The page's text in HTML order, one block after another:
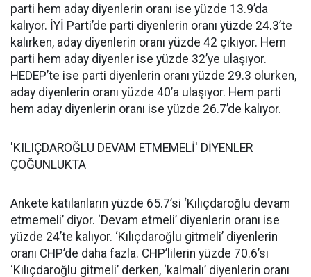
parti hem aday diyenlerin oranı ise yüzde 13.9’da
kalıyor. İYİ Parti’de parti diyenlerin oranı yüzde 24.3’te
kalırken, aday diyenlerin oranı yüzde 42 çıkıyor. Hem
parti hem aday diyenler ise yüzde 32’ye ulaşıyor.
HEDEP’te ise parti diyenlerin oranı yüzde 29.3 olurken,
aday diyenlerin oranı yüzde 40’a ulaşıyor. Hem parti
hem aday diyenlerin oranı ise yüzde 26.7’de kalıyor.
'KILIÇDAROĞLU DEVAM ETMEMELİ' DİYENLER
ÇOĞUNLUKTA
Ankete katılanların yüzde 65.7’si ‘Kılıçdaroğlu devam
etmemeli’ diyor. ‘Devam etmeli’ diyenlerin oranı ise
yüzde 24’te kalıyor. ‘Kılıçdaroğlu gitmeli’ diyenlerin
oranı CHP’de daha fazla. CHP’lilerin yüzde 70.6’sı
‘Kılıçdaroğlu gitmeli’ derken, ‘kalmalı’ diyenlerin oranı